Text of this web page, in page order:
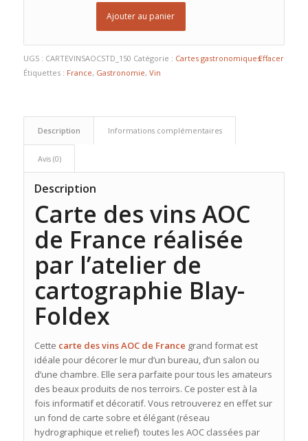
Effacer
Ajouter au panier
UGS : CARTEVINSAOCSTD_150 Catégorie : Cartes gastronomiques
Étiquettes : France, Gastronomie, Vin
Description Informations complémentaires
Avis (0)
Description
Carte des vins AOC
de France réalisée
par l’atelier de
cartographie Blay-
Foldex
Cette carte des vins AOC de France grand format est
idéale pour décorer le mur d’un bureau, d’un salon ou
d’une chambre. Elle sera parfaite pour tous les amateurs
des beaux produits de nos terroirs. Ce poster est à la
fois informatif et décoratif. Vous retrouverez en effet sur
un fond de carte sobre et élégant (réseau
hydrographique et relief) toutes les AOC classées par